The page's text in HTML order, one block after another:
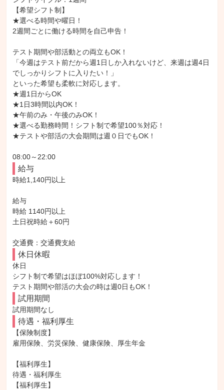
【希望シフト制】
★選べる時間や曜日！
2週間ごとに働ける時間を自己申告！
テスト期間や部活動との両立もOK！
「今週はテスト前だから週1日しか入れないけど、来週は週4日
でしっかりシフトに入りたい！」
といった希望も柔軟に対応します。
★週1日からOK
★1日3時間以内OK！
★午前のみ・午後のみOK！
★選べる勤務時間！シフト制で希望100％対応！
★テストや部活の大会期間は週０日でもOK！
08:00～22:00
給与
時給1,140円以上
給与
時給 1140円以上
土日祝時給＋60円
交通費：交通費支給
休日休暇
休日
シフト制で希望はほぼ100%対応します！
テスト期間や部活の大会の時は週0日もOK！
試用期間
試用期間なし
待遇・福利厚生
【保険制度】
雇用保険、労災保険、健康保険、厚生年金
【福利厚生】
待遇・福利厚生
【福利厚生】